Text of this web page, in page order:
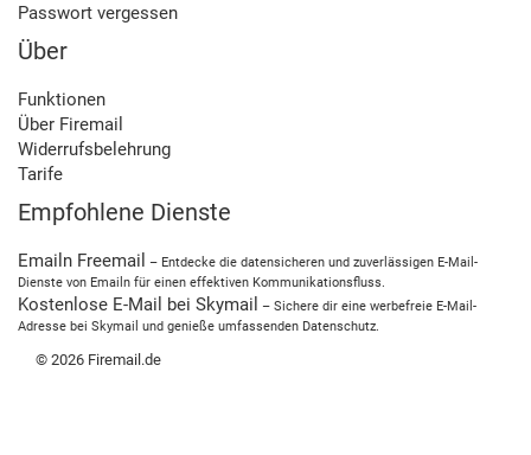
Passwort vergessen
Über
Funktionen
Über Firemail
Widerrufsbelehrung
Tarife
Empfohlene Dienste
Emailn Freemail
– Entdecke die datensicheren und zuverlässigen E-Mail-
Dienste von Emailn für einen effektiven Kommunikationsfluss.
Kostenlose E-Mail bei Skymail
– Sichere dir eine werbefreie E-Mail-
Adresse bei Skymail und genieße umfassenden Datenschutz.
© 2026 Firemail.de